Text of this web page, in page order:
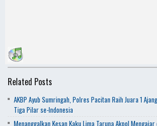
Related Posts
AKBP Ayub Sumringah, Polres Pacitan Raih Juara 1
Tiga Pilar se-Indonesia
Menanggalkan Kesan Kaku Lima Taruna Akpol